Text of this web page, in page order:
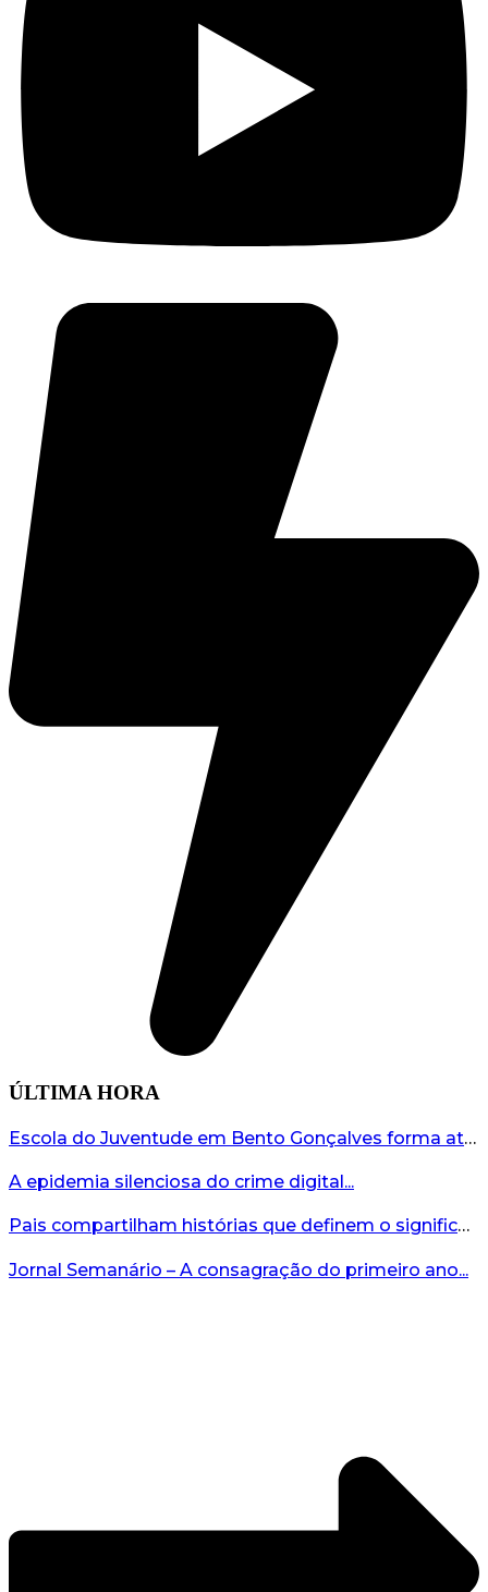
ÚLTIMA HORA
Escola do Juventude em Bento Gonçalves forma atletas da região...
A epidemia silenciosa do crime digital...
Pais compartilham histórias que definem o significado da missão...
Jornal Semanário – A consagração do primeiro ano...